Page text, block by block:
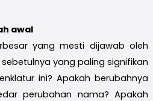
awal
yang mesti dijawab oleh
yang paling signifikan
ini? Apakah berubahnya
perubahan nama? Apakah